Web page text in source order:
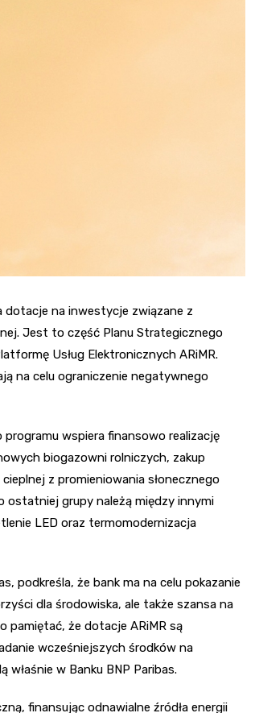
dotacje na inwestycje związane z
Jest to część Planu Strategicznego
Usług Elektronicznych ARiMR.
na celu ograniczenie negatywnego
wspiera finansowo realizację
biogazowni rolniczych, zakup
z promieniowania słonecznego
ostatniej grupy należą między innymi
LED oraz termomodernizacja
podkreśla, że bank ma na celu pokazanie
dla środowiska, ale także szansa na
pamiętać, że dotacje ARiMR są
wcześniejszych środków na
w Banku BNP Paribas.
finansując odnawialne źródła energii